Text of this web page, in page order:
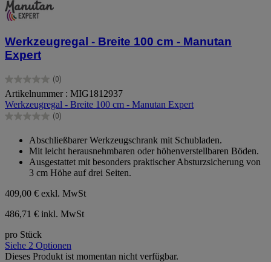
Werkzeugregal - Breite 100 cm - Manutan
Expert
(0)
0.0
von
5
Sternen.
Artikelnummer : MIG1812937
Werkzeugregal - Breite 100 cm - Manutan Expert
(0)
0.0
Sternen.
Abschließbarer Werkzeugschrank mit Schubladen.
Mit leicht herausnehmbaren oder höhenverstellbaren Böden.
Ausgestattet mit besonders praktischer Absturzsicherung von
3 cm Höhe auf drei Seiten.
409,00 € exkl. MwSt
486,71 € inkl. MwSt
pro Stück
Siehe 2 Optionen
Dieses Produkt ist momentan nicht verfügbar.